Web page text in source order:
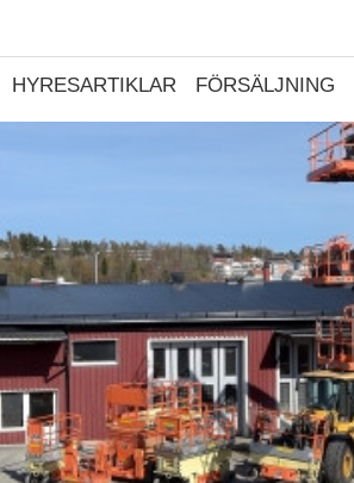
HYRESARTIKLAR FÖRSÄLJNING